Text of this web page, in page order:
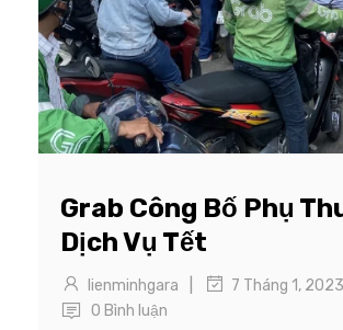
Grab Công Bố Phụ
Dịch Vụ Tết
lienminhgara 7 Tháng 1, 2023
0 Bình luận